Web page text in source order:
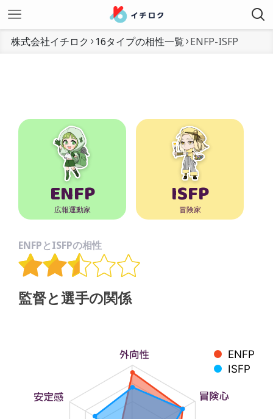
株式会社イチロク 16タイプの相性一覧 ENFP-ISFP
ENFP
広報運動家 ISFP
冒険家
ENFPとISFPの相性
監督と選手の関係
ENFP
ISFP